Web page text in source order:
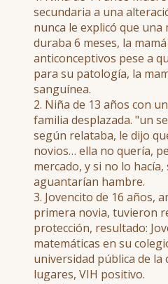
secundaria a una
nunca le explicó que
duraba 6 meses, la
anticonceptivos pese a
para su patología, la
sanguínea.
2. Niña de 13 años con
familia desplazada. "un
según relataba, le dijo
novios… ella no quería,
mercado, y si no lo
aguantarían hambre.
3. Jovencito de 16 años,
primera novia, tuvieron
protección, resultado:
matemáticas en su
universidad pública de
lugares, VIH positivo.